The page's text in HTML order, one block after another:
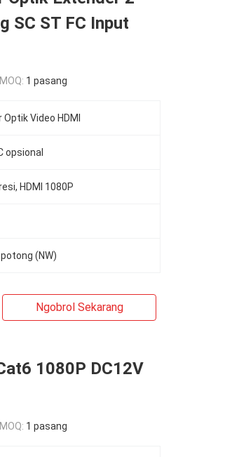
SC ST FC Input
MOQ: 1 pasang
Video HDMI
opsional
HDMI 1080P
(NW)
Ngobrol Sekarang
1080P DC12V
MOQ: 1 pasang